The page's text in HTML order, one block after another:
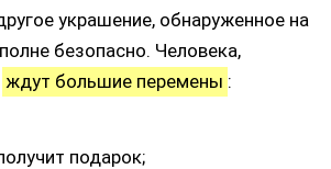
украшение, обнаруженное на
безопасно. Человека,
ждут большие перемены :
подарок;